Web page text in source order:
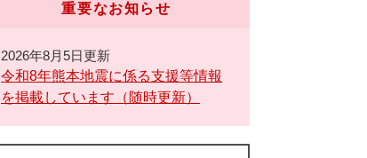
重要なお知らせ
2026年8月5日更新
令和8年熊本地震に係る支援等情報
を掲載しています（随時更新）